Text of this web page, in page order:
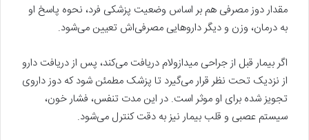
مقدار دوز مصرفی هم بر اساس وضعیت پزشکی فرد، نحوه پاسخ او
به درمان، وزن و دیگر داروهایی مصرفی‌اش تعیین می‌شود.
اگر بیمار قبل از جراحی میدازولام دریافت می‌کند، پس از دریافت دارو
از نزدیک تحت نظر قرار می‌گیرد تا پزشک مطمئن شود که دوز داروی
تجویز شده برای او موثر است. در این مدت تنفس، فشار خون،
سیستم عصبی و قلب بیمار نیز به دقت کنترل می‌شود.